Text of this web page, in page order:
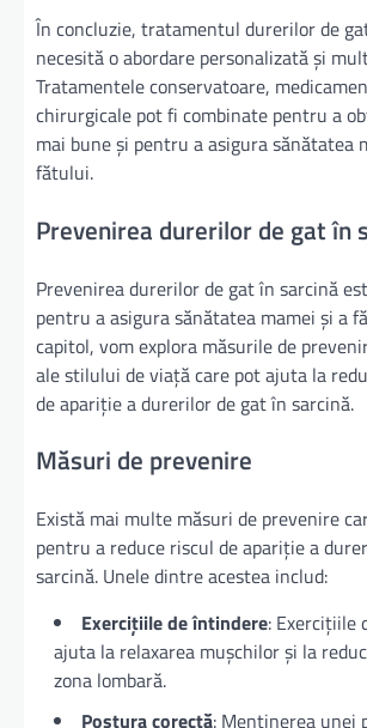
În concluzie, tratamentul durerilor de
necesită o abordare personalizată și
Tratamentele conservatoare,
chirurgicale pot fi combinate pentru a
mai bune și pentru a asigura sănătatea
fătului.
Prevenirea durerilor de gat în
Prevenirea durerilor de gat în sarcină
pentru a asigura sănătatea mamei și a
capitol, vom explora măsurile de
ale stilului de viață care pot ajuta la
de apariție a durerilor de gat în sarcină.
Măsuri de prevenire
Există mai multe măsuri de prevenire
pentru a reduce riscul de apariție a
sarcină. Unele dintre acestea includ:
Exercițiile de întindere: Exercițiile
ajuta la relaxarea mușchilor și la
zona lombară.
Postura corectă: Menținerea unei